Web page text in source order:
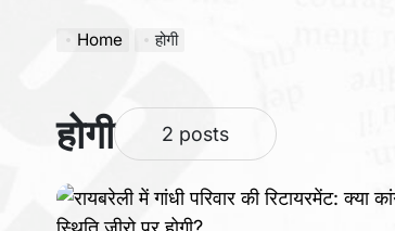
Home होगी
होगी 2 posts